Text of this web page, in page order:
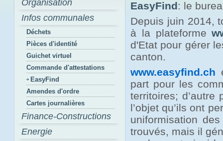
Organisation
Infos communales
Déchets
Pièces d'identité
Guichet virtuel
Commande d'attestations
EasyFind
Amendes d'ordre
Cartes journalières
Finance-Constructions
Energie
EasyFind: le
Depuis juin 2014,
à la plateforme
d'Etat pour gérer
canton.
www.easyfind.ch
part pour les
territoires;
l’objet qu’ils ont
uniformisation
trouvés, mais il